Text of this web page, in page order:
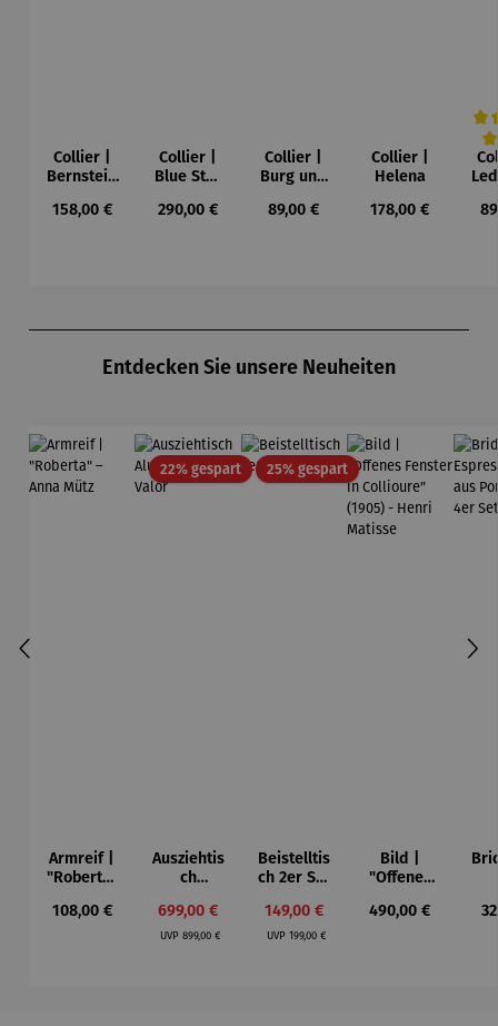
Collier |
Bernstein
Mond und
Regulärer Preis:
158,00 €
Collier |
Blue Star
Waszak
Regulärer Preis:
290,00 €
Collier |
Burg und
Paul Klee
Regulärer Preis:
89,00 €
Collier |
Helena
Regulärer Preis:
178,00 €
Entdecken Sie unsere Neuheiten
Armreif |
"Roberta"
Mütz
Regulärer Preis:
108,00 €
22% gespartRabatt
Ausziehtis
ch
– Valor
Verkaufspreis:
699,00 €
UVPRegulärer Preis:
899,00 €
25% gespartRabatt
Beistelltis
ch 2er Set
Verkaufspreis:
149,00 €
UVP Regulärer Preis:
199,00 €
Bild |
"Offenes
Collioure"
Regulärer Preis:
490,00 €